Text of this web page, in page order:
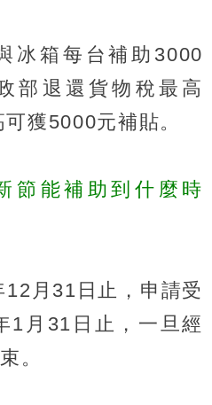
冰箱每台補助3000
部退還貨物稅最高
獲5000元補貼。
節能補助到什麼時
月31日止，申請受
1月31日止，一旦經
。